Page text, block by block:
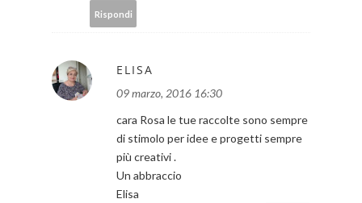
Rispondi
ELISA
09 marzo, 2016 16:30
cara Rosa le tue raccolte sono sempre
di stimolo per idee e progetti sempre
più creativi .
Un abbraccio
Elisa